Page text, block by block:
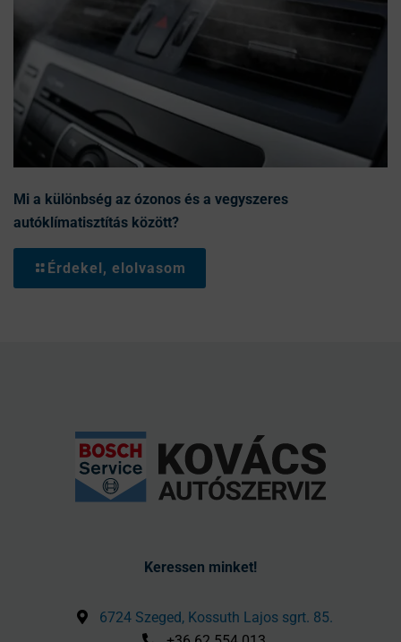
Mi a különbség az ózonos és a vegyszeres
autóklímatisztítás között?
Érdekel, elolvasom
Keressen minket!
6724 Szeged, Kossuth Lajos sgrt. 85.